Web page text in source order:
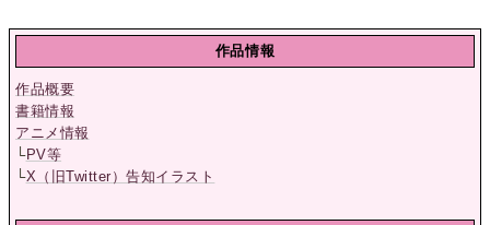
作品情報
作品概要
書籍情報
アニメ情報
└PV等
└X（旧Twitter）告知イラスト